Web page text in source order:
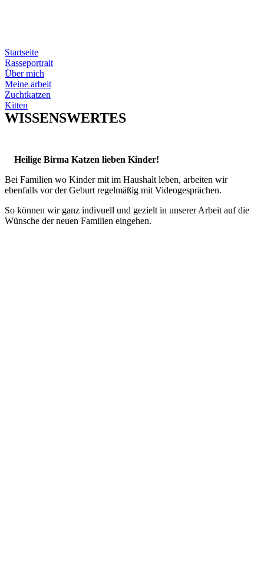
Startseite
Rasseportrait
Über mich
Meine arbeit
Zuchtkatzen
Kitten
WISSENSWERTES
Heilige Birma Katzen lieben Kinder!
Bei Familien wo Kinder mit im Haushalt leben, arbeiten wir
ebenfalls vor der Geburt regelmäßig mit Videogesprächen.
So können wir ganz indivuell und gezielt in unserer Arbeit auf die
Wünsche der neuen Familien eingehen.